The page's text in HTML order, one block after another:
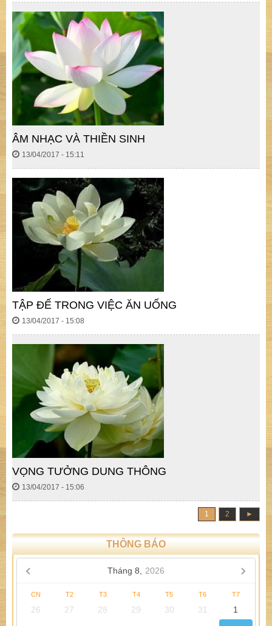
ÂM NHẠC VÀ THIỀN SINH
13/04/2017 - 15:11
TẬP ĐẾ TRONG VIỆC ĂN UỐNG
13/04/2017 - 15:08
VỌNG TƯỞNG DUNG THÔNG
13/04/2017 - 15:06
1 2 ►
THÔNG BÁO
Tháng 8, 2026
CN T2 T3 T4 T5 T6 T7
26 27 28 29 30 31
1